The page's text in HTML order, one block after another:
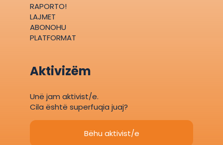
RAPORTO!
LAJMET
ABONOHU
PLATFORMAT
Aktivizëm
Unë jam aktivist/e.
Cila është superfuqia juaj?
Bëhu aktivist/e